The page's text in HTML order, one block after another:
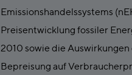
Emissionshandelssystems
Preisentwicklung fossiler
2010 sowie die
Bepreisung auf